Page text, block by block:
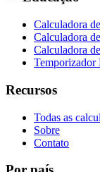
Calculadora
Calculadora
Calculadora
Temporizador
Recursos
Todas as
Sobre
Contato